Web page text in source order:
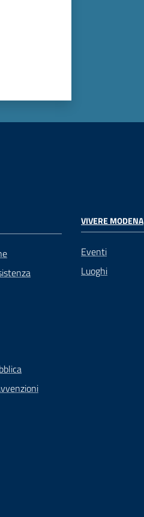
VIVERE MODENA
Eventi
Luoghi